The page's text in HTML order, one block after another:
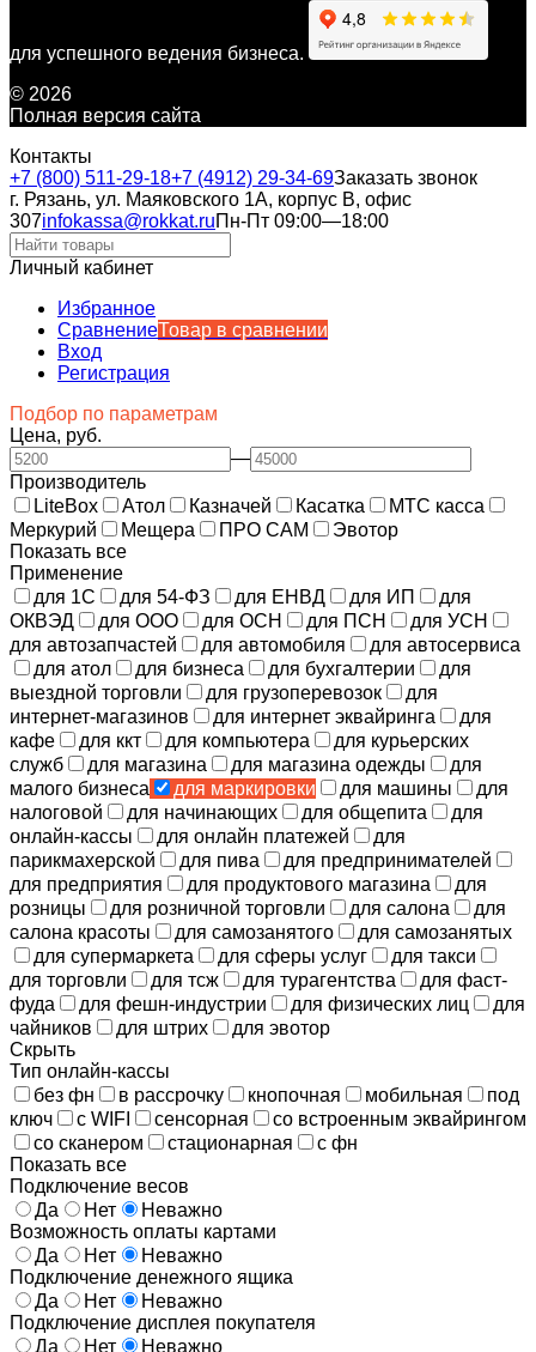
для успешного ведения бизнеса.
© 2026
Полная версия сайта
Контакты
+7 (800) 511-29-18+7 (4912) 29-34-69Заказать звонок
г. Рязань, ул. Маяковского 1А, корпус B, офис
307infokassa@rokkat.ruПн-Пт 09:00—18:00
Личный кабинет
Избранное
СравнениеТовар в сравнении
Вход
Регистрация
Подбор по параметрам
Цена, руб.
—
Производитель
LiteBox
Атол Казначей Касатка
МТС касса
Меркурий
Мещера ПРО САМ
Эвотор
Показать все
Применение
для 1С
для 54-ФЗ для ЕНВД для ИП
для
ОКВЭД
для ООО для ОСН для ПСН
для УСН
для автозапчастей
для автомобиля
для автосервиса
для атол
для бизнеса для бухгалтерии
для
выездной торговли
для грузоперевозок
для
интернет-магазинов
для интернет эквайринга
для
кафе
для ккт для компьютера
для курьерских
служб
для магазина для магазина одежды
для
малого бизнеса
для маркировки для машины
для
налоговой
для начинающих для общепита
для
онлайн-кассы
для онлайн платежей
для
парикмахерской
для пива
для предпринимателей
для предприятия
для продуктового магазина
для
розницы
для розничной торговли для салона
для
салона красоты
для самозанятого
для самозанятых
для супермаркета
для сферы услуг
для такси
для торговли
для тсж для турагентства
для фаст-
фуда
для фешн-индустрии для физических лиц
для
чайников
для штрих
для эвотор
Скрыть
Тип онлайн-кассы
без фн
в рассрочку кнопочная мобильная
под
ключ
с WIFI сенсорная
со встроенным эквайрингом
со сканером
стационарная
с фн
Показать все
Подключение весов
Да
Нет
Неважно
Возможность оплаты картами
Да
Нет
Неважно
Подключение денежного ящика
Да
Нет
Неважно
Подключение дисплея покупателя
Да
Нет Неважно